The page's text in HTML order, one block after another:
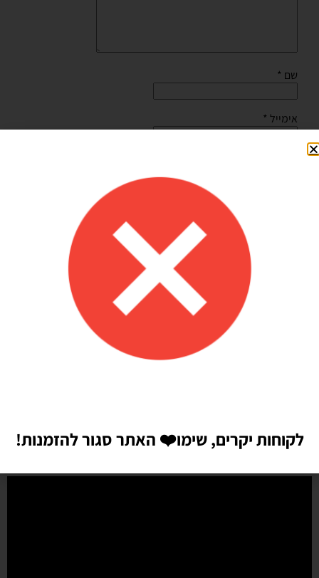
שם *
אימייל *
שמור בדפדפן זה את השם, האימייל והאתר שלי לפעם הבאה
Shilav Sayag
איכות מדהימה!
הזמנתי בלונים כדי לעצב קשת ליום הולדת של הבן שלי, המשלוח הגיע
מהר מהמצופה!! הכל באיכות מדהימה, בצבעים יפים בדיוק כמו שחשבתי
שיהיו!! התמונות מדברות בעד עצמן!! ממליצה בחום♥️♥️♥️
לקוחות יקרים, שימו❤️ האתר סגור להזמנות!